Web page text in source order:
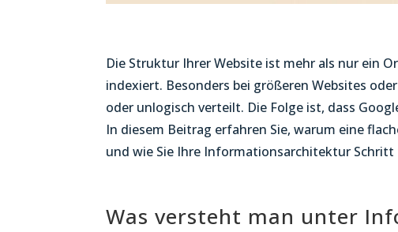
Die Struktur Ihrer Website ist mehr als nur ein
indexiert. Besonders bei größeren Websites
oder unlogisch verteilt. Die Folge ist, dass
In diesem Beitrag erfahren Sie, warum eine
und wie Sie Ihre Informationsarchitektur
Was versteht man unter